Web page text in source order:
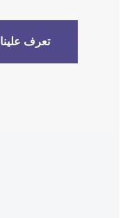
تعرف علينا